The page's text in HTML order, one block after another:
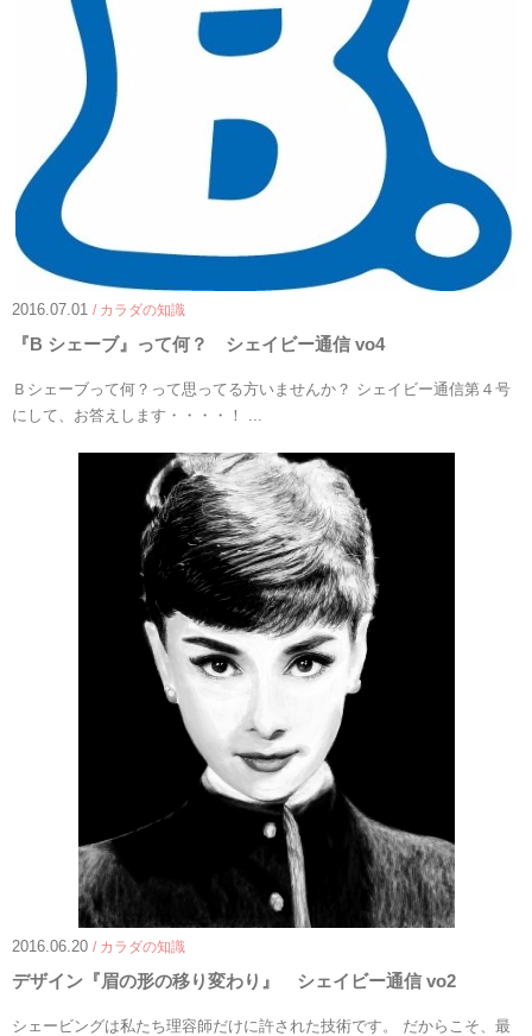
2016.07.01 / カラダの知識
『B シェーブ』って何？ シェイビー通信 vo4
Ｂシェーブって何？って思ってる方いませんか？ シェイビー通信第４号
にして、お答えします・・・・！ ...
2016.06.20 / カラダの知識
デザイン『眉の形の移り変わり』 シェイビー通信 vo2
シェービングは私たち理容師だけに許された技術です。 だからこそ、最